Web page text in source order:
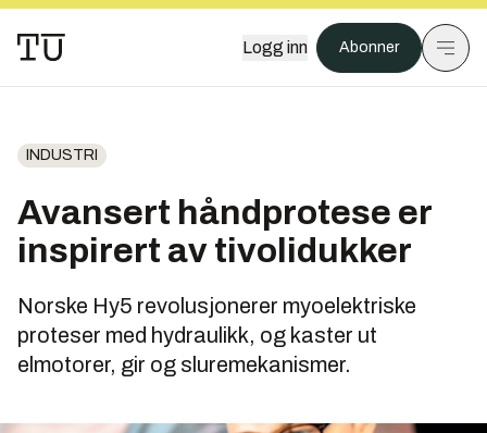
Logg inn Abonner
INDUSTRI
Avansert håndprotese er
inspirert av tivolidukker
Norske Hy5 revolusjonerer myoelektriske
proteser med hydraulikk, og kaster ut
elmotorer, gir og sluremekanismer.